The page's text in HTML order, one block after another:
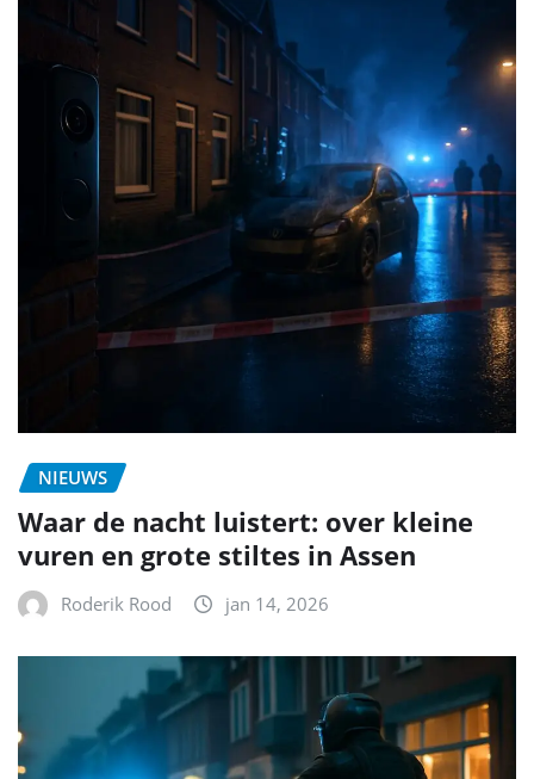
NIEUWS
Waar de nacht luistert: over kleine
vuren en grote stiltes in Assen
Roderik Rood jan 14, 2026